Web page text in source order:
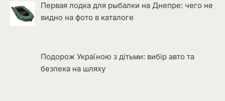
Первая лодка для рыбалки на Днепре: чего не
видно на фото в каталоге
Подорож Україною з дітьми: вибір авто та
безпека на шляху